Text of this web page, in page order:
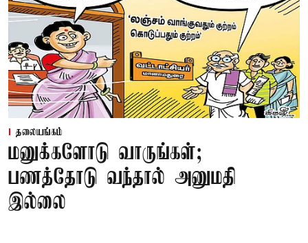
தலையங்கம்
மனுக்களோடு வாருங்கள்;
பணத்தோடு வந்தால் அனுமதி
இல்லை